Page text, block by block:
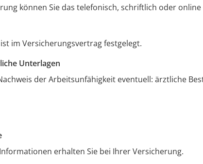
können Sie das telefonisch, schriftlich oder
im Versicherungsvertrag festgelegt.
Unterlagen
der Arbeitsunfähigkeit eventuell: ärztliche
erhalten Sie bei Ihrer Versicherung.